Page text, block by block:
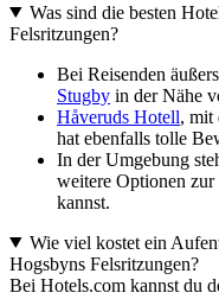
Was sind die besten
Felsritzungen?
Bei Reisenden
Stugby in der Nähe
Håveruds Hotell, mit
hat ebenfalls tolle
In der Umgebung
weitere Optionen zur
kannst.
Wie viel kostet ein
Hogsbyns Felsritzungen?
Bei Hotels.com kannst du